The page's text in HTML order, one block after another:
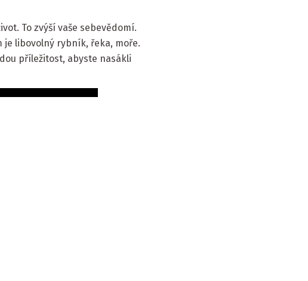
To zvýší vaše sebevědomí.
libovolný rybník, řeka, moře.
příležitost, abyste nasákli